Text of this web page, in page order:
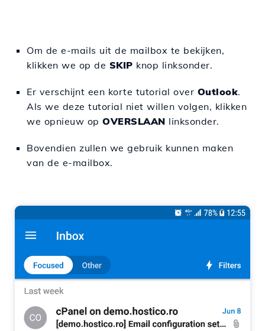
Om de e-mails uit de mailbox te bekijken,
klikken we op de SKIP knop linksonder.
Er verschijnt een korte tutorial over Outlook.
Als we deze tutorial niet willen volgen, klikken
we opnieuw op OVERSLAAN linksonder.
Bovendien zullen we gebruik kunnen maken
van de e-mailbox.